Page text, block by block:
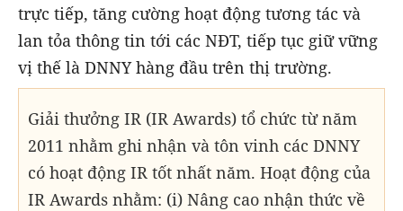
trực tiếp, tăng cường hoạt động tương tác và
lan tỏa thông tin tới các NĐT, tiếp tục giữ vững
vị thế là DNNY hàng đầu trên thị trường.
Giải thưởng IR (IR Awards) tổ chức từ năm
2011 nhằm ghi nhận và tôn vinh các DNNY
có hoạt động IR tốt nhất năm. Hoạt động của
IR Awards nhằm: (i) Nâng cao nhận thức về